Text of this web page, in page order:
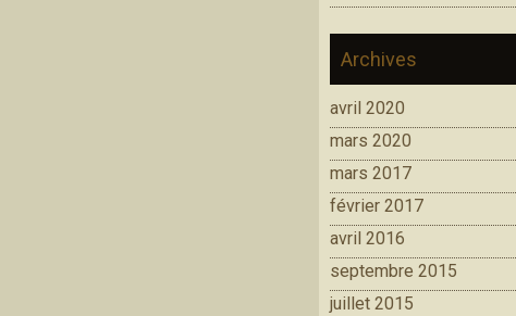
Archives
avril 2020
mars 2020
mars 2017
février 2017
avril 2016
septembre 2015
juillet 2015